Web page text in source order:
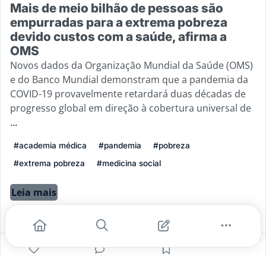
Mais de meio bilhão de pessoas são
empurradas para a extrema pobreza
devido custos com a saúde, afirma a
OMS
Novos dados da Organização Mundial da Saúde (OMS)
e do Banco Mundial demonstram que a pandemia da
COVID-19 provavelmente retardará duas décadas de
progresso global em direção à cobertura universal de
...
#academia médica #pandemia
#pobreza
#extrema pobreza
#medicina social
Leia mais